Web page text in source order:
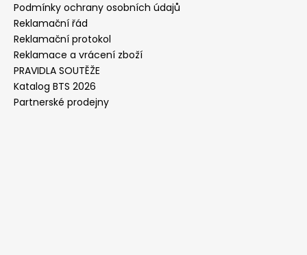
Podmínky ochrany osobních údajů
Reklamační řád
Reklamační protokol
Reklamace a vrácení zboží
PRAVIDLA SOUTĚŽE
Katalog BTS 2026
Partnerské prodejny